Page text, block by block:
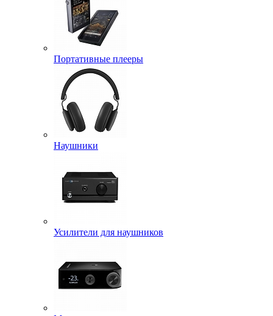
Портативные плееры
Наушники
Усилители для наушников